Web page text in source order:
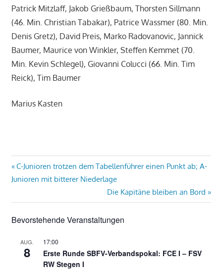
Patrick Mitzlaff, Jakob Grießbaum, Thorsten Sillmann
(46. Min. Christian Tabakar), Patrice Wassmer (80. Min.
Denis Gretz), David Preis, Marko Radovanovic, Jannick
Baumer, Maurice von Winkler, Steffen Kemmet (70.
Min. Kevin Schlegel), Giovanni Colucci (66. Min. Tim
Reick), Tim Baumer
Marius Kasten
Beitragsnavigation
Vorheriger
Beitrag:
C-Junioren trotzen dem Tabellenführer einen Punkt ab; A-
Junioren mit bitterer Niederlage
Nächster
Beitrag:
Die Kapitäne bleiben an Bord
Bevorstehende Veranstaltungen
AUG.
8
17:00
Erste Runde SBFV-Verbandspokal: FCE I – FSV
RW Stegen I